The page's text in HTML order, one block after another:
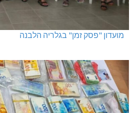
מועדון "פסק זמן" בגלריה הלבנה